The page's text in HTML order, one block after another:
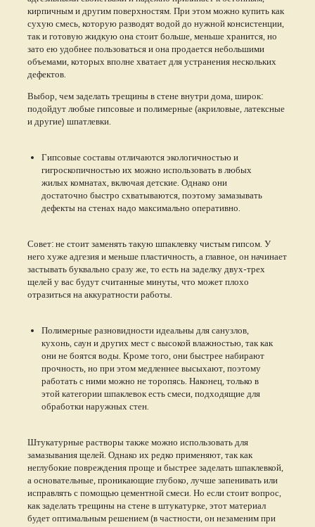
кирпичным и другим поверхностям. При этом можно купить как
сухую смесь, которую разводят водой до нужной консистенции,
так и готовую жидкую она стоит больше, меньше хранится, но
зато ею удобнее пользоваться и она продается небольшими
объемами, которых вполне хватает для устранения нескольких
дефектов.
Выбор, чем заделать трещины в стене внутри дома, широк:
подойдут любые гипсовые и полимерные (акриловые, латексные
и другие) шпатлевки.
Гипсовые составы отличаются экологичностью и
гигроскопичностью их можно использовать в любых
жилых комнатах, включая детские. Однако они
достаточно быстро схватываются, поэтому замазывать
дефекты на стенах надо максимально оперативно.
Совет: не стоит заменять такую шпаклевку чистым гипсом. У
него хуже адгезия и меньше пластичность, а главное, он начинает
застывать буквально сразу же, то есть на заделку двух-трех
щелей у вас будут считанные минуты, что может плохо
отразиться на аккуратности работы.
Полимерные разновидности идеальны для санузлов,
кухонь, саун и других мест с высокой влажностью, так как
они не боятся воды. Кроме того, они быстрее набирают
прочность, но при этом медленнее высыхают, поэтому
работать с ними можно не торопясь. Наконец, только в
этой категории шпаклевок есть смеси, подходящие для
обработки наружных стен.
Штукатурные растворы также можно использовать для
замазывания щелей. Однако их редко применяют, так как
неглубокие повреждения проще и быстрее заделать шпаклевкой,
а основательные, проникающие глубоко, лучше запенивать или
исправлять с помощью цементной смеси. Но если стоит вопрос,
как заделать трещины на стене в штукатурке, этот материал
будет оптимальным решением (в частности, он незаменим при